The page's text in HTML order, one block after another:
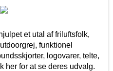
et utal af friluftsfolk,
funktionel
logovarer, telte,
her for at se deres udvalg.